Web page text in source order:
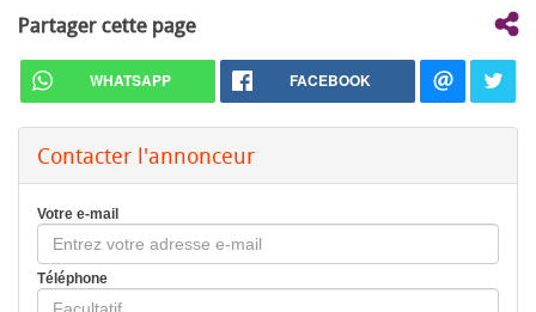
Partager cette page
WHATSAPP FACEBOOK
Contacter l'annonceur
Votre e-mail
Téléphone